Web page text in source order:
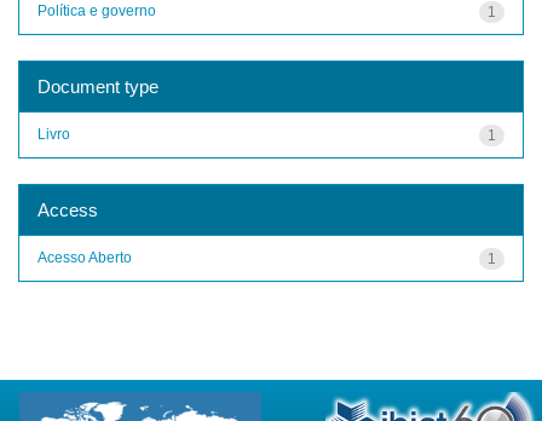
1
Política e governo
Document type
1
Livro
Access
1
Acesso Aberto